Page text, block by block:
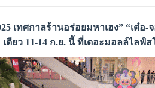
เทศกาลร้านอร่อยมหาเฮง” “เต๋
เดียว 11-14 ก.ย. นี้ ที่เดอะมอลล์ไลฟ์